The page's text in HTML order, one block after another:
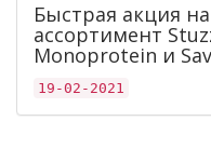
Быстрая акция
ассортимент
Monoprotein и
19-02-2021